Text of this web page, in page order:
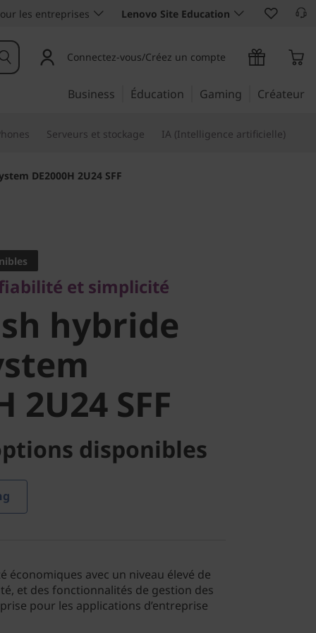
les entreprises Lenovo Site Education
Connectez-vous/Créez un compte
Business Éducation Gaming Créateur
Serveurs et stockage IA (Intelligence artificielle)
DE2000H 2U24 SFF
hybride
SFF
et simplicité
hybride
2U24 SFF
disponibles
économiques avec un niveau élevé de
et des fonctionnalités de gestion des
pour les applications d’entreprise